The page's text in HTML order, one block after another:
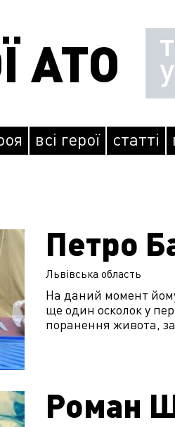
АТО
всі герої статті
Петро
Львівська область
На даний момент
ще один осколок у
поранення живота,
Роман